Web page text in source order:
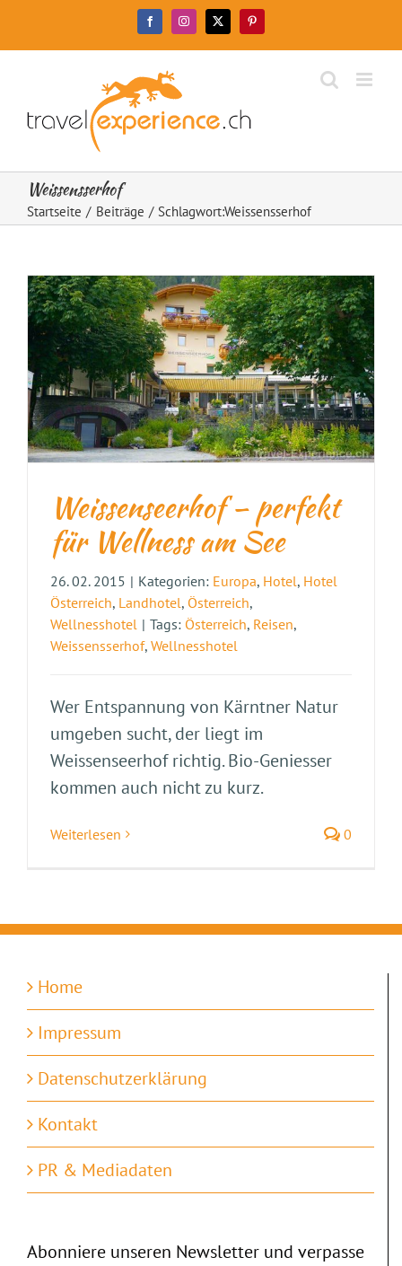
FacebookInstagram
X Pinterest
Weissensserhof
Startseite Beiträge Schlagwort:Weissensserhof
Weissenseerhof – perfekt
für Wellness am See
26. 02. 2015 | Kategorien: Europa, Hotel, Hotel
Österreich, Landhotel, Österreich,
Wellnesshotel | Tags: Österreich, Reisen,
Weissensserhof, Wellnesshotel
Wer Entspannung von Kärntner Natur
umgeben sucht, der liegt im
Weissenseerhof richtig. Bio-Geniesser
kommen auch nicht zu kurz.
Weiterlesen 0
Home
Impressum
Datenschutzerklärung
Kontakt
PR & Mediadaten
Abonniere unseren Newsletter und verpasse